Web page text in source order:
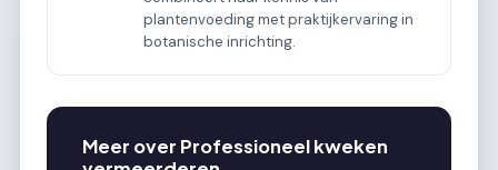
plantenvoeding met praktijkervaring in
botanische inrichting.
Meer over Professioneel kweken